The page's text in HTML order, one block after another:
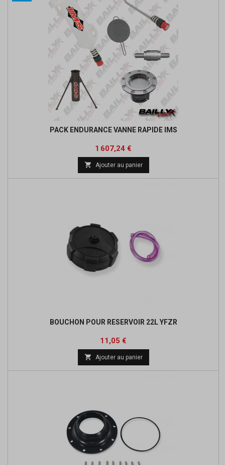
PACK ENDURANCE VANNE RAPIDE IMS
Prix
1 607,24 €
 Ajouter au panier
BOUCHON POUR RESERVOIR 22L YFZR
Prix
11,05 €
base
 Ajouter au panier